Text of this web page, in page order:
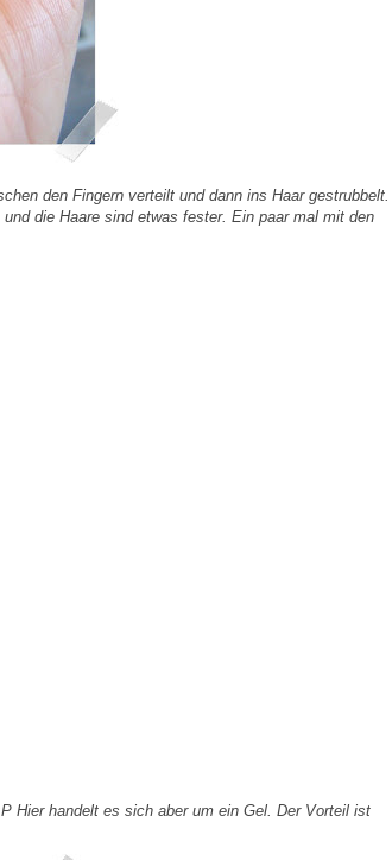
den Fingern verteilt und dann ins Haar gestrubbelt.
die Haare sind etwas fester. Ein paar mal mit den
Hier handelt es sich aber um ein Gel. Der Vorteil ist